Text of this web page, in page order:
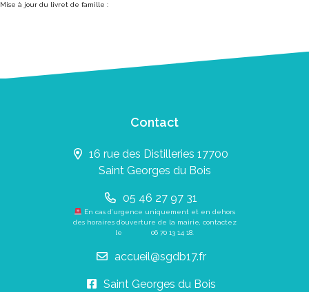
Mise à jour du livret de famille :
Contact
16 rue des Distilleries 17700
Saint Georges du Bois
05 46 27 97 31
En cas d’urgence uniquement et en dehors
des horaires d’ouverture de la mairie, contactez
le 06 70 13 14 18.
accueil@sgdb17.fr
Saint Georges du Bois